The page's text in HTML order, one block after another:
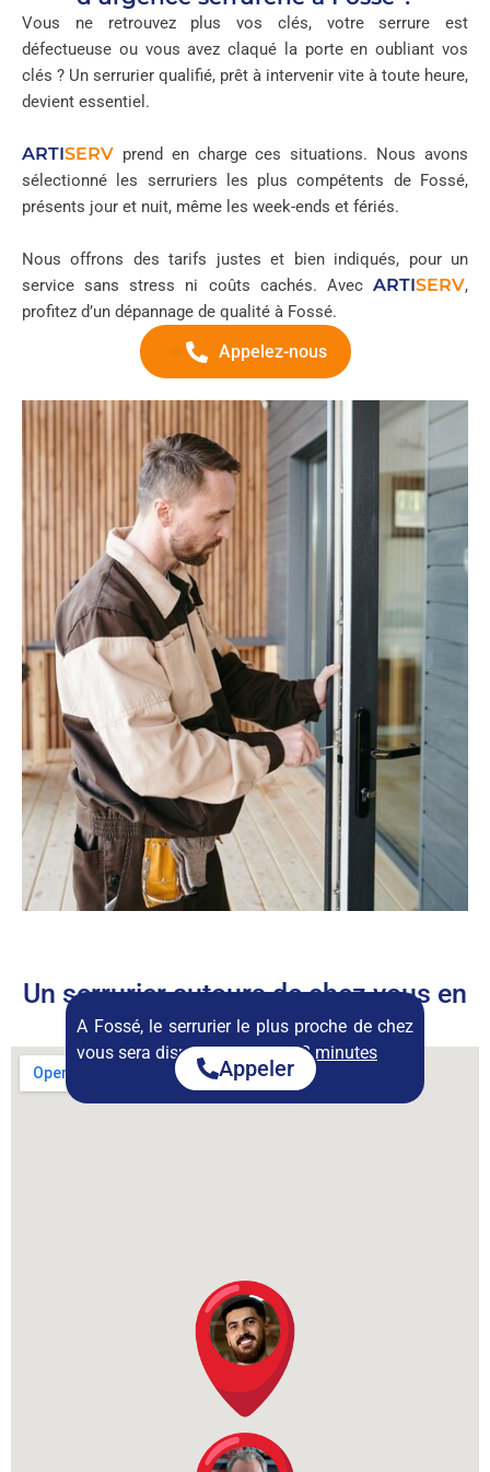
Vous ne retrouvez plus vos clés, votre serrure est
défectueuse ou vous avez claqué la porte en oubliant vos
clés ? Un serrurier qualifié, prêt à intervenir vite à toute heure,
devient essentiel.
ARTISERV prend en charge ces situations. Nous avons
sélectionné les serruriers les plus compétents de Fossé,
présents jour et nuit, même les week-ends et fériés.
Nous offrons des tarifs justes et bien indiqués, pour un
service sans stress ni coûts cachés. Avec ARTISERV,
profitez d’un dépannage de qualité à Fossé.
Appelez-nous
Un serrurier autours de chez vous en
permanence
A Fossé, le serrurier le plus proche de chez
vous sera disponible dans :22 minutes
Appeler